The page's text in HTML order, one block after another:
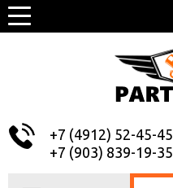
+7 (4912) 52-45-45
+7 (903) 839-19-35